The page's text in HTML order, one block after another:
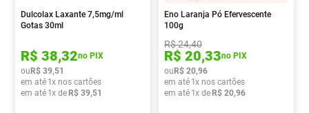
Dulcolax Laxante 7,5mg/ml
Gotas 30ml
R$ 38,32no PIX
ouR$ 39,51
em até 1x nos cartões
em até 1x deR$ 39,51
Eno Laranja Pó Efervescente
100g
R$24,40
R$ 20,33no PIX
ouR$ 20,96
em até 1x nos cartões
em até 1x deR$ 20,96